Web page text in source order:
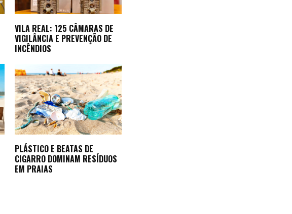
VILA REAL: 125 CÂMARAS DE
VIGILÂNCIA E PREVENÇÃO DE
INCÊNDIOS
PLÁSTICO E BEATAS DE
CIGARRO DOMINAM RESÍDUOS
EM PRAIAS